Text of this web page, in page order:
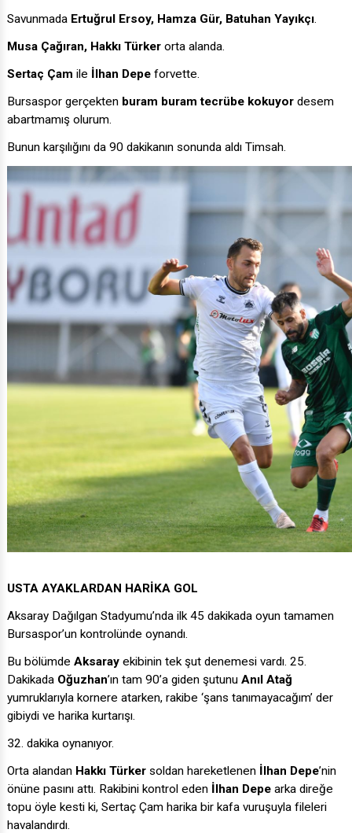
Savunmada Ertuğrul Ersoy, Hamza Gür, Batuhan Yayıkçı.
Musa Çağıran, Hakkı Türker orta alanda.
Sertaç Çam ile İlhan Depe forvette.
Bursaspor gerçekten buram buram tecrübe kokuyor desem
abartmamış olurum.
Bunun karşılığını da 90 dakikanın sonunda aldı Timsah.
USTA AYAKLARDAN HARİKA GOL
Aksaray Dağılgan Stadyumu’nda ilk 45 dakikada oyun tamamen
Bursaspor’un kontrolünde oynandı.
Bu bölümde Aksaray ekibinin tek şut denemesi vardı. 25.
Dakikada Oğuzhan’ın tam 90’a giden şutunu Anıl Atağ
yumruklarıyla kornere atarken, rakibe ‘şans tanımayacağım’ der
gibiydi ve harika kurtarışı.
32. dakika oynanıyor.
Orta alandan Hakkı Türker soldan hareketlenen İlhan Depe’nin
önüne pasını attı. Rakibini kontrol eden İlhan Depe arka direğe
topu öyle kesti ki, Sertaç Çam harika bir kafa vuruşuyla fileleri
havalandırdı.